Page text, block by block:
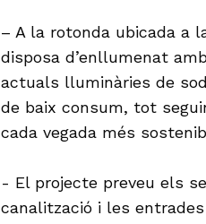
– A la rotonda ubicada a
disposa d’enllumenat
actuals lluminàries de
de baix consum, tot
cada vegada més
​​​​​​​- El projecte preveu els
canalització i les